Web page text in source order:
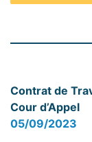
Contrat de
Cour d’Appel
05/09/2023